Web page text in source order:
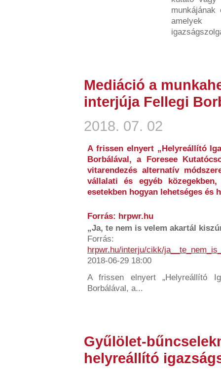
amelyek
Mediáció a
interjúja Fellegi
2018. 07. 02
A frissen elnyert „Helyreállító
Borbálával, a Foresee
vitarendezés alternatív
vállalati és egyéb
esetekben hogyan lehetséges és
Forrás: hrpwr.hu
„Ja, te nem is velem akartál
Forrás:
hrpwr.hu/interju/cikk/
2018-06-29 18:00
A frissen elnyert „Helyreállító
Borbálával, a...
Gyűlölet-
helyreállító